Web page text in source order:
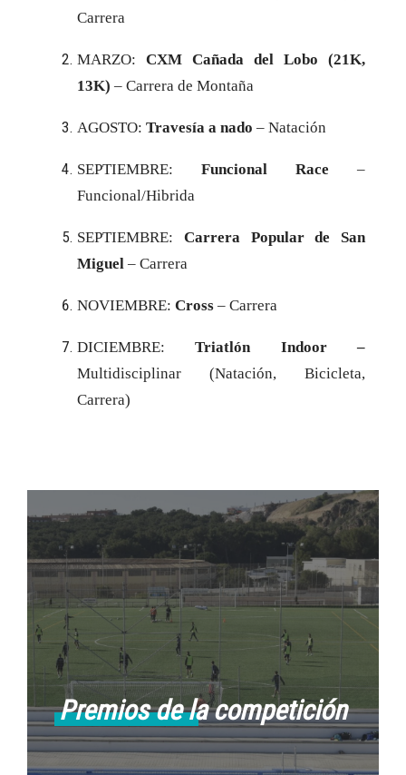
Carrera
MARZO: CXM Cañada del Lobo (21K,
13K) – Carrera de Montaña
AGOSTO: Travesía a nado – Natación
SEPTIEMBRE: Funcional Race –
Funcional/Hibrida
SEPTIEMBRE: Carrera Popular de San
Miguel – Carrera
NOVIEMBRE: Cross – Carrera
DICIEMBRE:Triatlón Indoor –
Multidisciplinar (Natación, Bicicleta,
Carrera)
Premios de la competición